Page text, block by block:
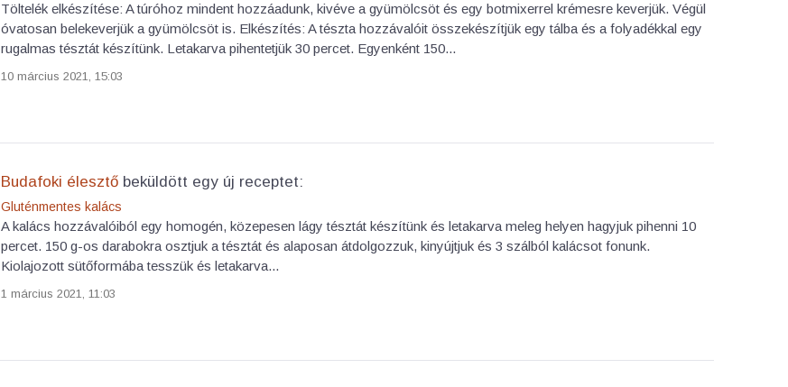
Töltelék elkészítése: A túróhoz mindent hozzáadunk, kivéve a gyümölcsöt és egy botmixerrel krémesre keverjük. Végül
óvatosan belekeverjük a gyümölcsöt is. Elkészítés: A tészta hozzávalóit összekészítjük egy tálba és a folyadékkal egy
rugalmas tésztát készítünk. Letakarva pihentetjük 30 percet. Egyenként 150...
10 március 2021, 15:03
Budafoki élesztő beküldött egy új receptet:
Gluténmentes kalács
A kalács hozzávalóiból egy homogén, közepesen lágy tésztát készítünk és letakarva meleg helyen hagyjuk pihenni 10
percet. 150 g-os darabokra osztjuk a tésztát és alaposan átdolgozzuk, kinyújtjuk és 3 szálból kalácsot fonunk.
Kiolajozott sütőformába tesszük és letakarva...
1 március 2021, 11:03